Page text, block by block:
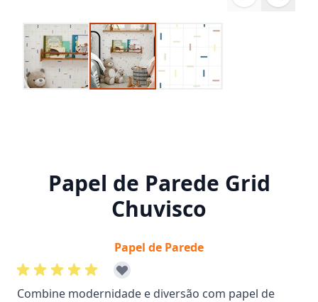
Compre 10 Pague 8
Papel de Parede Grid
Chuvisco
Papel de Parede
Combine modernidade e diversão com papel de